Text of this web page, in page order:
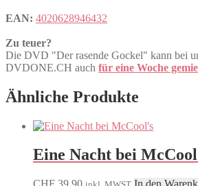
EAN: 4020628946432
Zu teuer?
Die DVD "Der rasende Gockel" kann bei
DVDONE.CH auch für eine Woche
Ähnliche Produkte
Eine Nacht bei